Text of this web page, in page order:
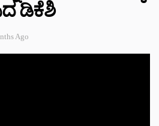
ಡಿಕೆಶಿ
Ago